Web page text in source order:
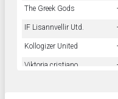
The Greek Gods -
IF Lisannvellir Utd. -
Kollogizer United -
Viktoria cristiano -